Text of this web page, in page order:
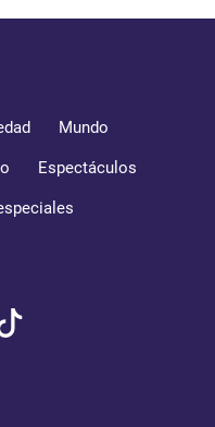
Mundo
Espectáculos